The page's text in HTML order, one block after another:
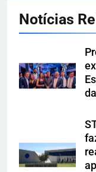
Notícias